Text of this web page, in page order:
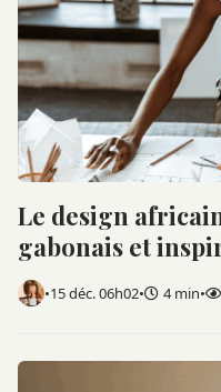
Le design
gabonais et
•15 déc. 06h02• 4 min•